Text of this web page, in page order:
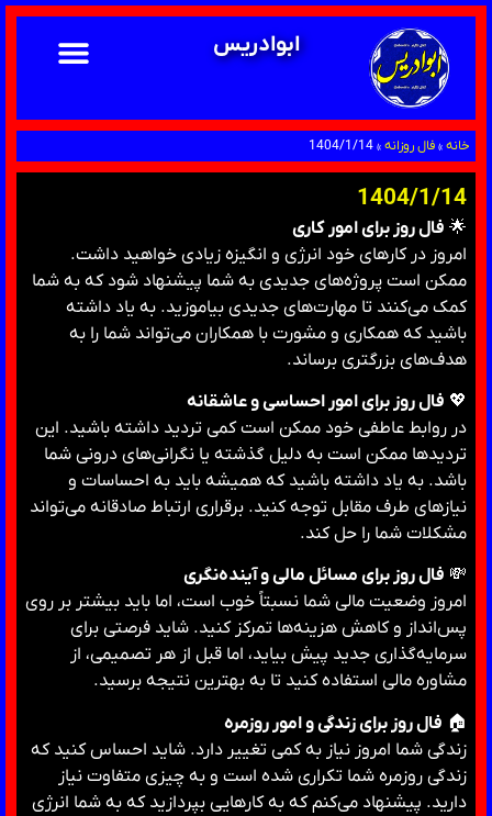
ابوادریس
خانه»فال روزانه»
1404/1/14
1404/1/14
🌟 فال روز برای امور کاری
امروز در کارهای خود انرژی و انگیزه زیادی خواهید داشت.
ممکن است پروژه‌های جدیدی به شما پیشنهاد شود که به شما
کمک می‌کنند تا مهارت‌های جدیدی بیاموزید. به یاد داشته
باشید که همکاری و مشورت با همکاران می‌تواند شما را به
هدف‌های بزرگتری برساند.
💖 فال روز برای امور احساسی و عاشقانه
در روابط عاطفی خود ممکن است کمی تردید داشته باشید. این
تردید‌ها ممکن است به دلیل گذشته یا نگرانی‌های درونی شما
باشد. به یاد داشته باشید که همیشه باید به احساسات و
نیازهای طرف مقابل توجه کنید. برقراری ارتباط صادقانه می‌تواند
مشکلات شما را حل کند.
💸 فال روز برای مسائل مالی و آینده‌نگری
امروز وضعیت مالی شما نسبتاً خوب است، اما باید بیشتر بر روی
پس‌انداز و کاهش هزینه‌ها تمرکز کنید. شاید فرصتی برای
سرمایه‌گذاری جدید پیش بیاید، اما قبل از هر تصمیمی، از
مشاوره مالی استفاده کنید تا به بهترین نتیجه برسید.
🏠 فال روز برای زندگی و امور روزمره
زندگی شما امروز نیاز به کمی تغییر دارد. شاید احساس کنید که
زندگی روزمره شما تکراری شده است و به چیزی متفاوت نیاز
دارید. پیشنهاد می‌کنم که به کارهایی بپردازید که به شما انرژی